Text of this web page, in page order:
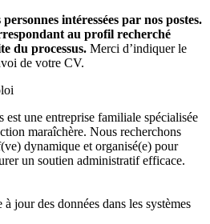
intéressées par nos postes.
au profil recherché
du processus. Merci d’indiquer le
de votre CV.
une entreprise familiale spécialisée
maraîchère. Nous recherchons
dynamique et organisé(e) pour
un soutien administratif efficace.
jour des données dans les systèmes